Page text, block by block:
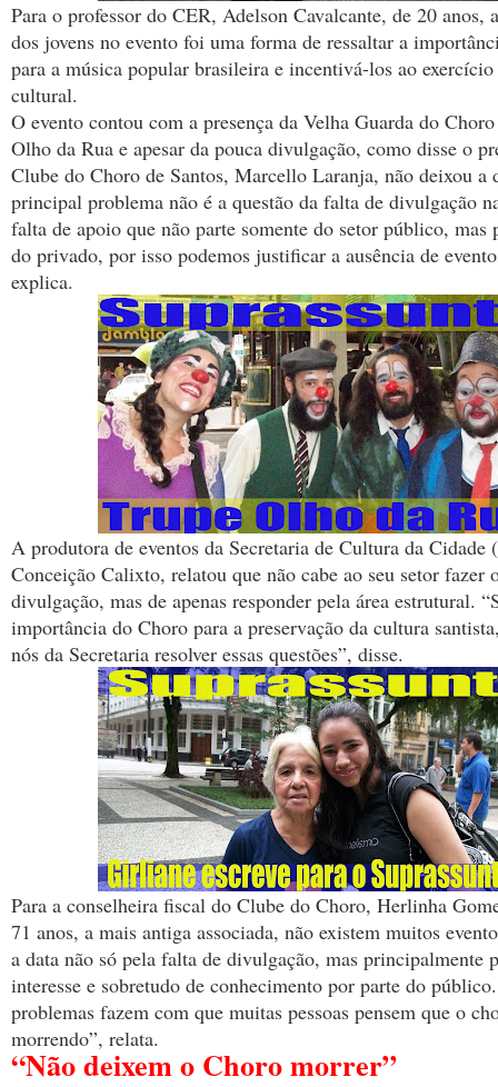
Para o professor do CER, Adelson Cavalcante, de 20 anos,
dos jovens no evento foi uma forma de ressaltar a
para a música popular brasileira e incentivá-los ao exercício
cultural.
O evento contou com a presença da Velha Guarda do
Olho da Rua e apesar da pouca divulgação, como disse o
Clube do Choro de Santos, Marcello Laranja, não deixou a
principal problema não é a questão da falta de divulgação
falta de apoio que não parte somente do setor público, mas
do privado, por isso podemos justificar a ausência de
explica.
A produtora de eventos da Secretaria de Cultura da Cidade
Conceição Calixto, relatou que não cabe ao seu setor fazer
divulgação, mas de apenas responder pela área estrutural.
importância do Choro para a preservação da cultura
nós da Secretaria resolver essas questões”, disse.
Para a conselheira fiscal do Clube do Choro, Herlinha
71 anos, a mais antiga associada, não existem muitos
a data não só pela falta de divulgação, mas principalmente
interesse e sobretudo de conhecimento por parte do
problemas fazem com que muitas pessoas pensem que o
morrendo”, relata.
“Não deixem o Choro morrer”